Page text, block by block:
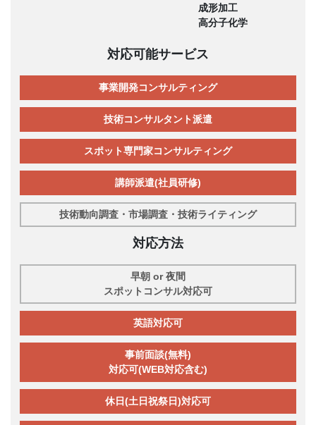
成形加工
高分子化学
対応可能サービス
事業開発コンサルティング
技術コンサルタント派遣
スポット専門家コンサルティング
講師派遣(社員研修)
技術動向調査・市場調査・技術ライティング
対応方法
早朝 or 夜間
スポットコンサル対応可
英語対応可
事前面談(無料)
対応可(WEB対応含む)
休日(土日祝祭日)対応可